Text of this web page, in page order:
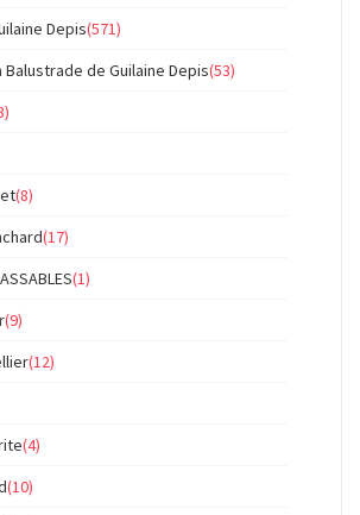
Depis(571)
Balustrade de Guilaine Depis(53)
(8)
(17)
(1)
(9)
(12)
(4)
(10)